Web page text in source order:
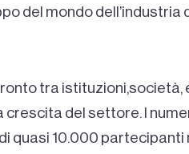
del mondo
tra
del settore. I
quasi 10.000 partecipanti